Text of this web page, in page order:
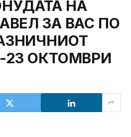
НА
ЗА ВАС ПО
23 ОКТОМВРИ